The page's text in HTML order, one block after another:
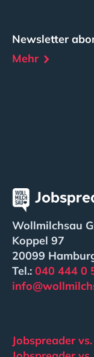
Wollmilchsau
Koppel 97
20099
Tel.: 040 444 0
Newsletter
Mehr
Jobspreader